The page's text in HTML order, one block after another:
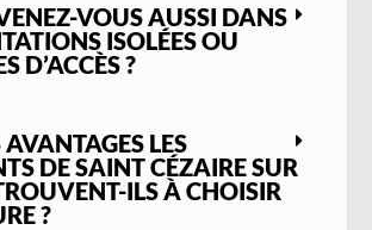
VOUS AUSSI DANS
ISOLÉES OU
D’ACCÈS ?
LES
DE SAINT CÉZAIRE SUR
ILS À CHOISIR
?